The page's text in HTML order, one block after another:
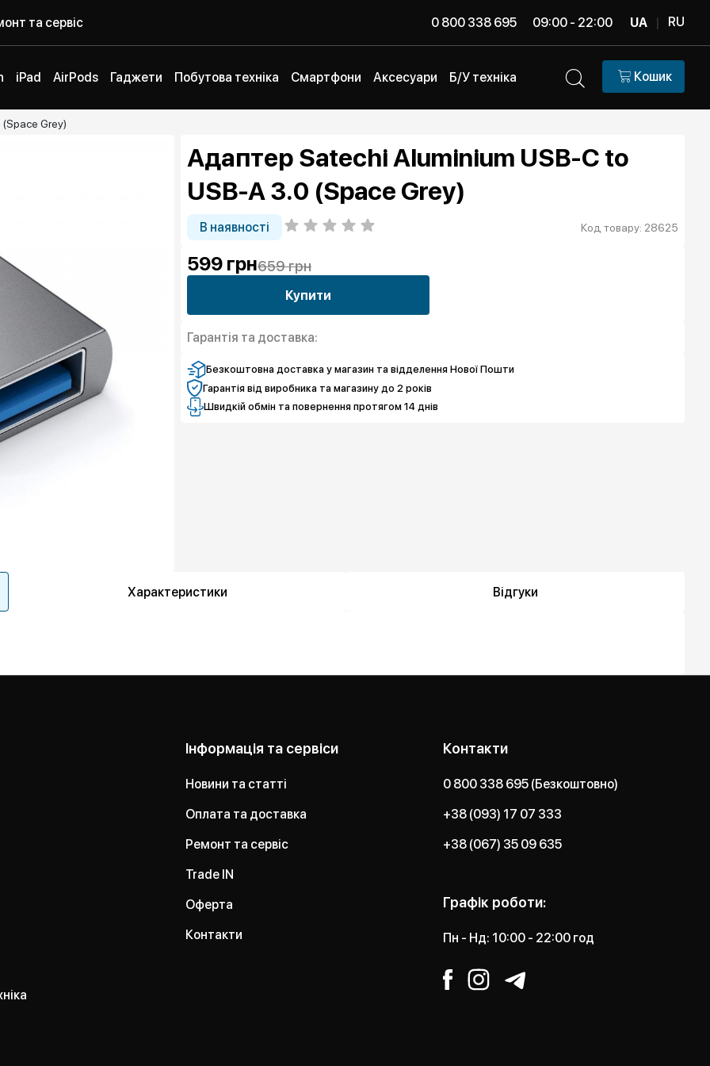
та сервіс 0 800 338 695 09:00 - 22:00 UA | RU
iPad AirPods Гаджети Побутова техніка Смартфони Аксесуари Б/У техніка Кошик
Grey)
Адаптер Satechi Aluminium USB-C to
USB-A 3.0 (Space Grey)
В наявності Код товару: 28625
599 грн659 грн
Купити
Гарантія та доставка:
Безкоштовна доставка у магазин та відделення Нової Пошти
Гарантія від виробника та магазину до 2 років
Швидкій обмін та повернення протягом 14 днів
Характеристики Відгуки
Інформація та сервіси
Новини та статті
Оплата та доставка
Ремонт та сервіс
Trade IN
Оферта
Контакти
Контакти
0 800 338 695 (Безкоштовно)
+38 (093) 17 07 333
+38 (067) 35 09 635
Графік роботи:
Пн - Нд: 10:00 - 22:00 год